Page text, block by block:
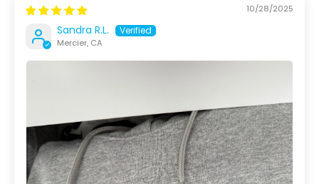
10/28/2025
Sandra R.L.
Mercier, CA